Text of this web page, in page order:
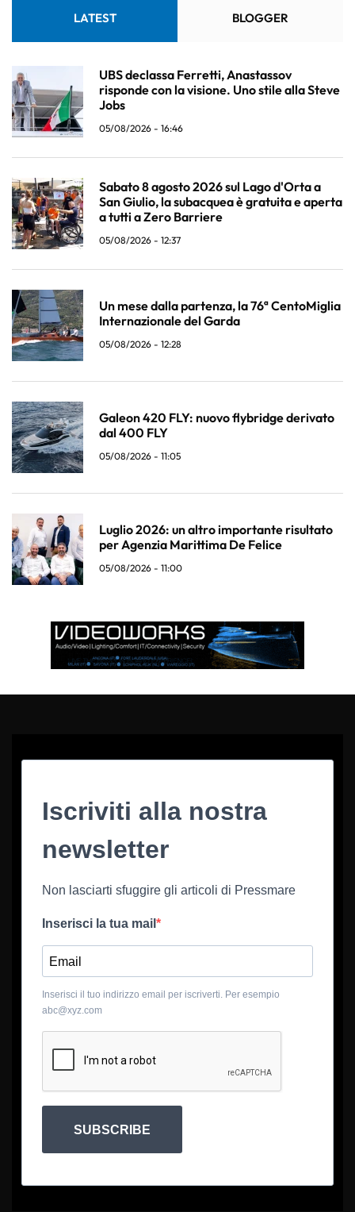
LATEST BLOGGER
UBS declassa Ferretti, Anastassov
risponde con la visione. Uno stile alla Steve
Jobs
05/08/2026 - 16:46
Sabato 8 agosto 2026 sul Lago d'Orta a
San Giulio, la subacquea è gratuita e aperta
a tutti a Zero Barriere
05/08/2026 - 12:37
Un mese dalla partenza, la 76ª CentoMiglia
Internazionale del Garda
05/08/2026 - 12:28
Galeon 420 FLY: nuovo flybridge derivato
dal 400 FLY
05/08/2026 - 11:05
Luglio 2026: un altro importante risultato
per Agenzia Marittima De Felice
05/08/2026 - 11:00
Iscriviti alla nostra
newsletter
Non lasciarti sfuggire gli articoli di Pressmare
Inserisci la tua mail
Inserisci il tuo indirizzo email per iscriverti. Per esempio
abc@xyz.com
SUBSCRIBE